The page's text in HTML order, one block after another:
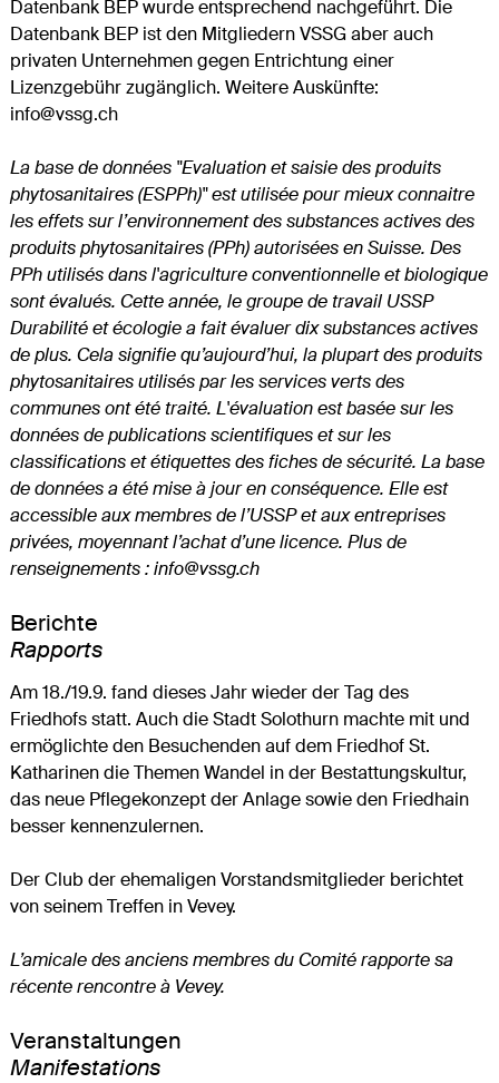
Datenbank BEP wurde entsprechend nachgeführt. Die
Datenbank BEP ist den Mitgliedern VSSG aber auch
privaten Unternehmen gegen Entrichtung einer
Lizenzgebühr zugänglich. Weitere Auskünfte:
info@vssg.ch
La base de données "Evaluation et saisie des produits
phytosanitaires (ESPPh)" est utilisée pour mieux connaitre
les effets sur l’environnement des substances actives des
produits phytosanitaires (PPh) autorisées en Suisse. Des
PPh utilisés dans l'agriculture conventionnelle et biologique
sont évalués. Cette année, le groupe de travail USSP
Durabilité et écologie a fait évaluer dix substances actives
de plus. Cela signifie qu’aujourd’hui, la plupart des produits
phytosanitaires utilisés par les services verts des
communes ont été traité. L'évaluation est basée sur les
données de publications scientifiques et sur les
classifications et étiquettes des fiches de sécurité. La base
de données a été mise à jour en conséquence. Elle est
accessible aux membres de l’USSP et aux entreprises
privées, moyennant l’achat d’une licence. Plus de
renseignements : info@vssg.ch
Berichte
Rapports
Am 18./19.9. fand dieses Jahr wieder der Tag des
Friedhofs statt. Auch die Stadt Solothurn machte mit und
ermöglichte den Besuchenden auf dem Friedhof St.
Katharinen die Themen Wandel in der Bestattungskultur,
das neue Pflegekonzept der Anlage sowie den Friedhain
besser kennenzulernen.
Der Club der ehemaligen Vorstandsmitglieder berichtet
von seinem Treffen in Vevey.
L’amicale des anciens membres du Comité rapporte sa
récente rencontre à Vevey.
Veranstaltungen
Manifestations